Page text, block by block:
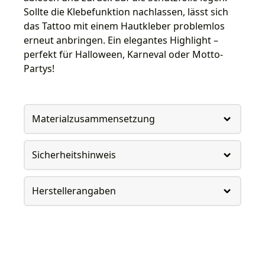
Sollte die Klebefunktion nachlassen, lässt sich
das Tattoo mit einem Hautkleber problemlos
erneut anbringen. Ein elegantes Highlight –
perfekt für Halloween, Karneval oder Motto-
Partys!
Materialzusammensetzung
Sicherheitshinweis
Herstellerangaben